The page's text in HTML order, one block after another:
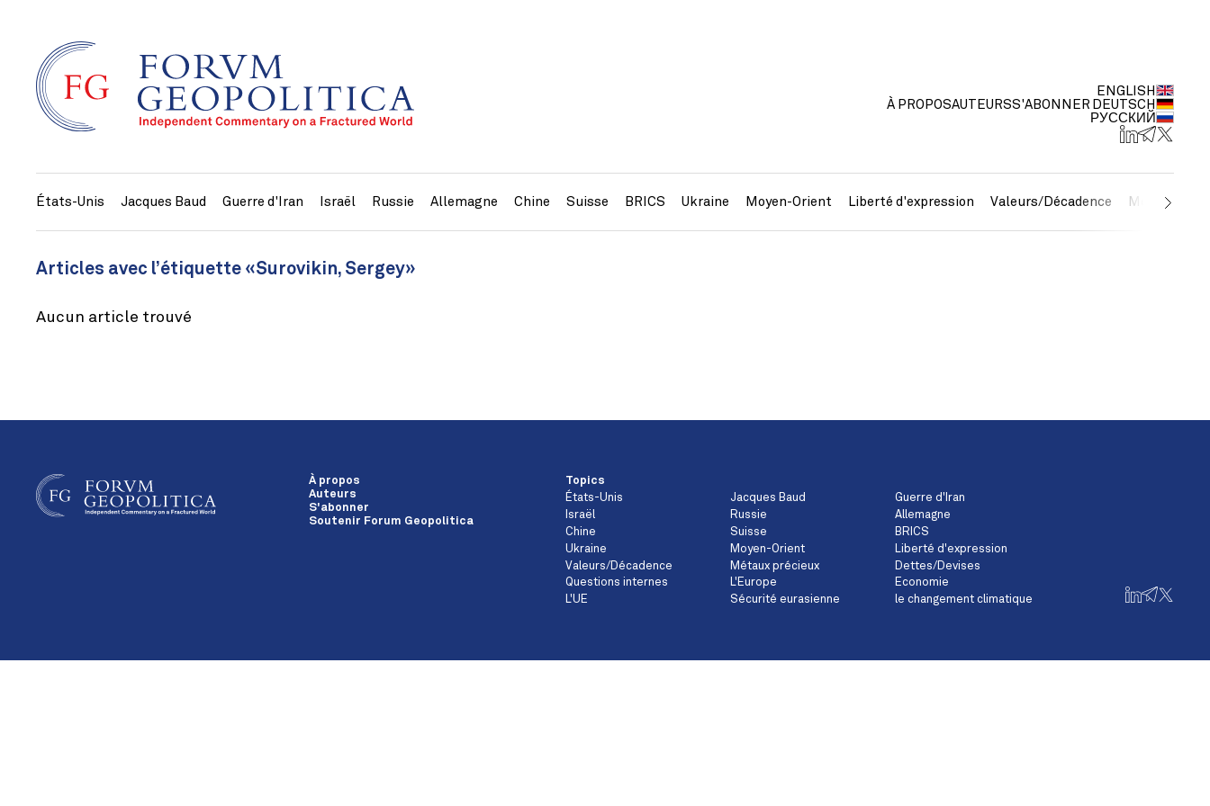
À PROPOSAUTEURSS'ABONNER
ENGLISH
DEUTSCH
РУССКИЙ
États-Unis Jacques Baud Guerre d'Iran Israël Russie Allemagne Chine Suisse BRICS Ukraine Moyen-Orient Liberté d'expression Valeurs/Décadence Métaux
Articles avec l’étiquette «Surovikin, Sergey»
Aucun article trouvé
À propos
Auteurs
S'abonner
Soutenir Forum Geopolitica
Topics
États-Unis
Jacques Baud
Guerre d'Iran
Israël
Russie
Allemagne
Chine
Suisse
BRICS
Ukraine
Moyen-Orient
Liberté d'expression
Valeurs/Décadence
Métaux précieux
Dettes/Devises
Questions internes
L'Europe
Economie
L'UE
Sécurité eurasienne le changement climatique